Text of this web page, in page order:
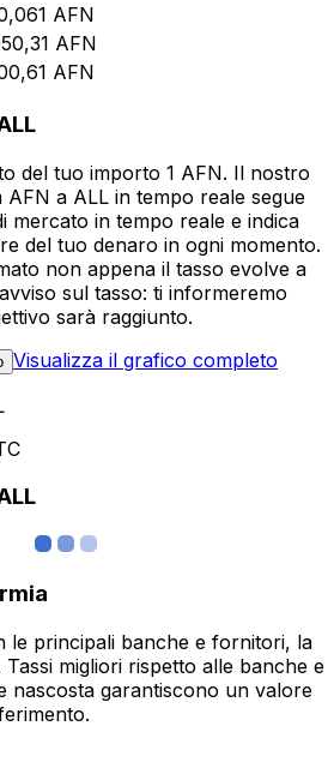
AFN
AFN
AFN
del tuo importo 1 AFN. Il nostro
a ALL in tempo reale segue
mercato in tempo reale e indica
del tuo denaro in ogni momento.
non appena il tasso evolve a
sul tasso: ti informeremo
sarà raggiunto.
Visualizza il grafico completo
le principali banche e fornitori, la
migliori rispetto alle banche e
nascosta garantiscono un valore